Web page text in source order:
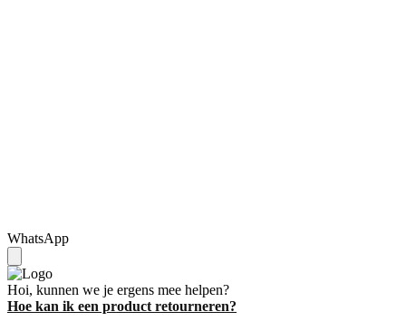
WhatsApp
Hoi, kunnen we je ergens mee helpen?
Hoe kan ik een product retourneren?